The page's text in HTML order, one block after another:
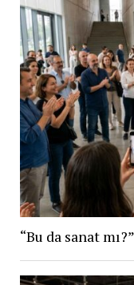
“Bu da sanat